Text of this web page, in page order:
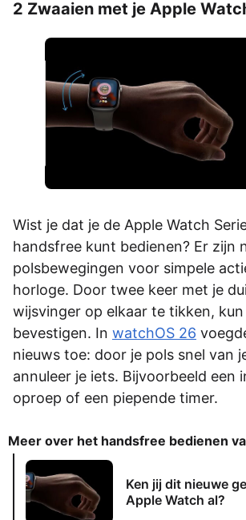
2 Zwaaien met je Apple
Wist je dat je de Apple Watch
handsfree kunt bedienen? Er zijn
polsbewegingen voor simpele
horloge. Door twee keer met je
wijsvinger op elkaar te tikken,
bevestigen. In watchOS 26
nieuws toe: door je pols snel van
annuleer je iets. Bijvoorbeeld een
oproep of een piepende timer.
Meer over het handsfree bedienen
Ken jij dit nieuwe
Apple Watch al?